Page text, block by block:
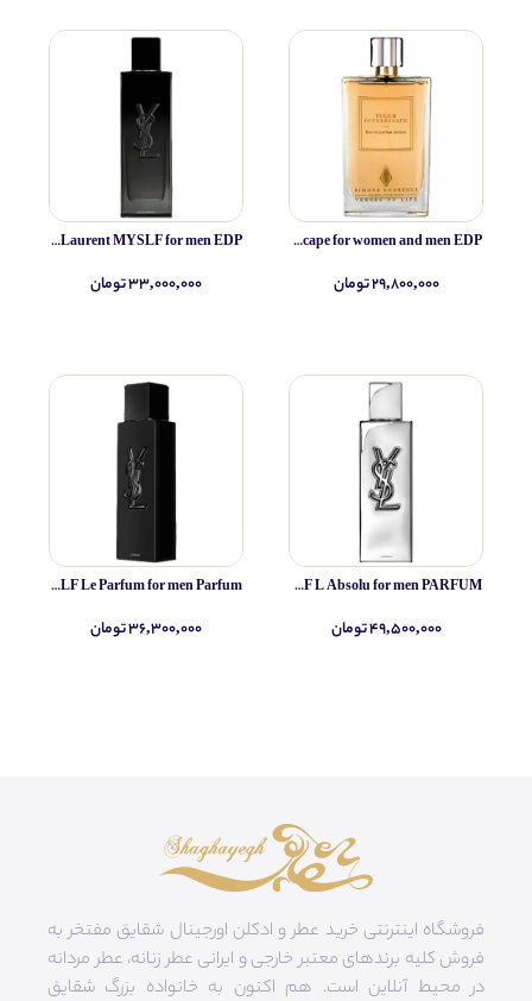
Simone Andreoli Tulum Junglescape for women and men EDP
۲۹,۸۰۰,۰۰۰ تومان
Yves Saint Laurent MYSLF L Absolu for men PARFUM
۴۹,۵۰۰,۰۰۰ تومان
Yves Saint Laurent MYSLF for men EDP
۳۳,۰۰۰,۰۰۰ تومان
Yves Saint Laurent MYSLF Le Parfum for men Parfum
۳۶,۳۰۰,۰۰۰ تومان
فروشگاه اینترنتی خرید عطر و ادکلن اورجینال شقایق مفتخر به
فروش کلیه برندهای معتبر خارجی و ایرانی عطر زنانه، عطر مردانه
در محیط آنلاین است. هم‌ اکنون به خانواده بزرگ شقایق